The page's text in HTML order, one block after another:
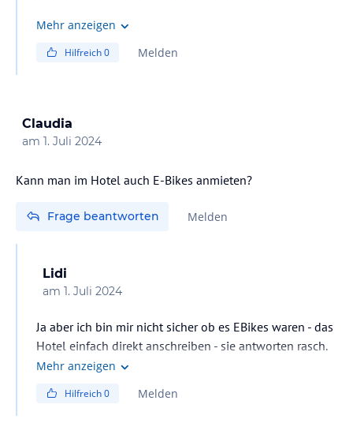
Mehr anzeigen
Hilfreich0 Melden
Claudia
am 1. Juli 2024
Kann man im Hotel auch E-Bikes anmieten?
Frage beantworten Melden
Lidi
am 1. Juli 2024
Ja aber ich bin mir nicht sicher ob es EBikes waren - das
Hotel einfach direkt anschreiben - sie antworten rasch.
Mehr anzeigen
Hilfreich0 Melden